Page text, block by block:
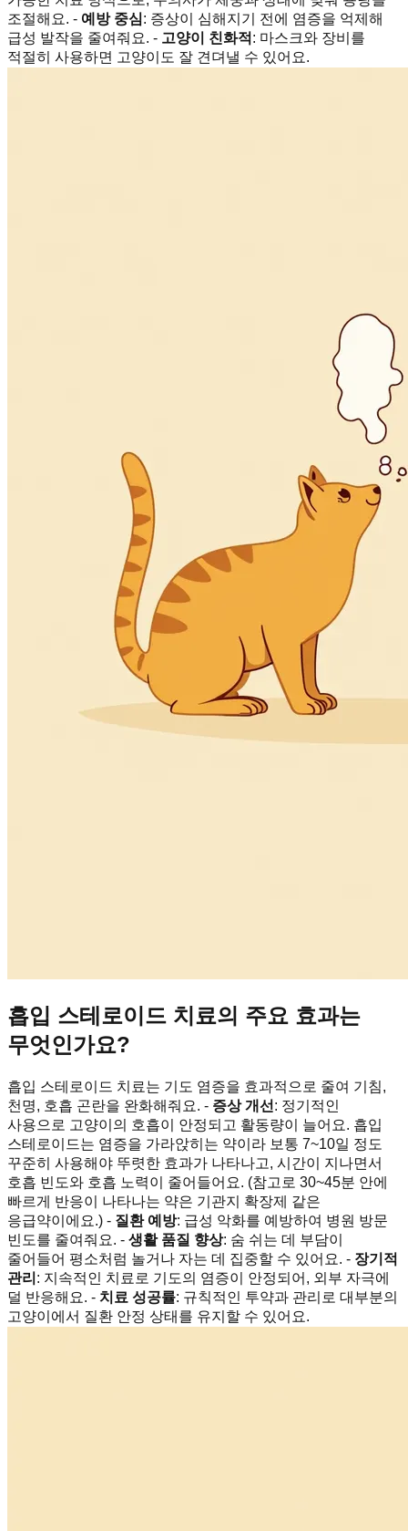
조절해요. - 예방 중심: 증상이 심해지기 전에 염증을 억제해
급성 발작을 줄여줘요. - 고양이 친화적 : 마스크와 장비를
적절히 사용하면 고양이도 잘 견뎌낼 수 있어요.
흡입 스테로이드 치료의 주요 효과는
무엇인가요?
흡입 스테로이드 치료는 기도 염증을 효과적으로 줄여 기침,
천명, 호흡 곤란을 완화해줘요. - 증상 개선 : 정기적인
사용으로 고양이의 호흡이 안정되고 활동량이 늘어요. 흡입
스테로이드는 염증을 가라앉히는 약이라 보통 7~10일 정도
꾸준히 사용해야 뚜렷한 효과가 나타나고, 시간이 지나면서
호흡 빈도와 호흡 노력이 줄어들어요. (참고로 30~45분 안에
빠르게 반응이 나타나는 약은 기관지 확장제 같은
응급약이에요.) - 질환 예방: 급성 악화를 예방하여 병원 방문
빈도를 줄여줘요. - 생활 품질 향상: 숨 쉬는 데 부담이
줄어들어 평소처럼 놀거나 자는 데 집중할 수 있어요. - 장기적
관리 : 지속적인 치료로 기도의 염증이 안정되어, 외부 자극에
덜 반응해요. - 치료 성공률: 규칙적인 투약과 관리로 대부분의
고양이에서 질환 안정 상태를 유지할 수 있어요.